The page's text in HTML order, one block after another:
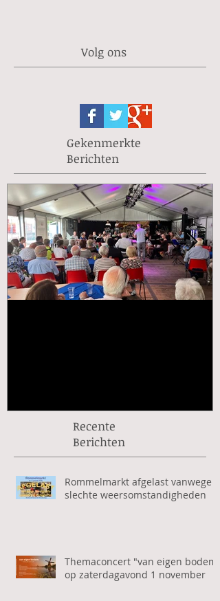
Volg ons
Gekenmerkte
Berichten
Recente
Berichten
Rommelmarkt afgelast vanwege
slechte weersomstandigheden
Themaconcert "van eigen bodem"
op zaterdagavond 1 november